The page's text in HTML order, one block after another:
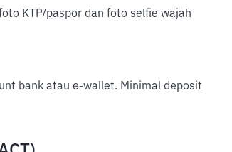
KTP/paspor dan foto selfie wajah
bank atau e-wallet. Minimal deposit